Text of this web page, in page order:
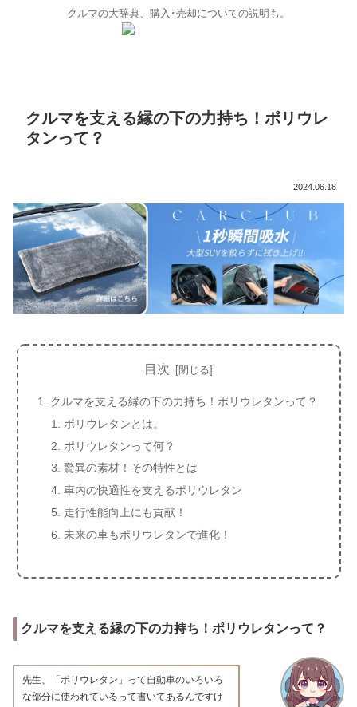
クルマの大辞典、購入･売却についての説明も。
クルマを支える縁の下の力持ち！ポリウレ
タンって？
2024.06.18
目次
クルマを支える縁の下の力持ち！ポリウレタンって？
ポリウレタンとは。
ポリウレタンって何？
驚異の素材！その特性とは
車内の快適性を支えるポリウレタン
走行性能向上にも貢献！
未来の車もポリウレタンで進化！
クルマを支える縁の下の力持ち！ポリウレタンって？
先生、「ポリウレタン」って自動車のいろいろ
な部分に使われているって書いてあるんですけ